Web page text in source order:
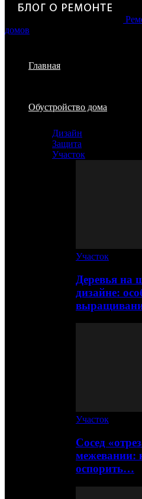
домов
Главная
Обустройство дома
Дизайн
Защита
Участок
Участок
Деревья на
дизайне:
Участок
Сосед
межевании:
оспорить…